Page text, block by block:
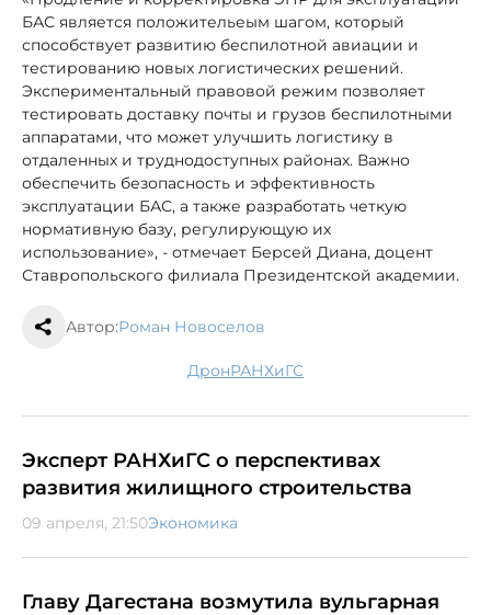
БАС является положительеым шагом, который
способствует развитию беспилотной авиации и
тестированию новых логистических решений.
Экспериментальный правовой режим позволяет
тестировать доставку почты и грузов беспилотными
аппаратами, что может улучшить логистику в
отдаленных и труднодоступных районах. Важно
обеспечить безопасность и эффективность
эксплуатации БАС, а также разработать четкую
нормативную базу, регулирующую их
использование», - отмечает Берсей Диана, доцент
Ставропольского филиала Президентской академии.
Автор:Роман Новоселов
дрон РАНХиГС
Эксперт РАНХиГС о перспективах
развития жилищного строительства
09 апреля, 21:50Экономика
Главу Дагестана возмутила вульгарная